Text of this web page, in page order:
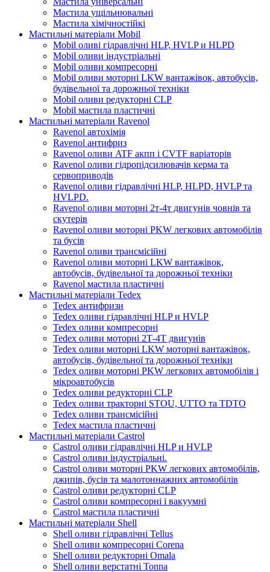
Мастила ущільнювальні
Мастила хімічностійкі
Мастильні матеріали Mobil
Mobil оливі гідравлічні HLP, HVLP и HLPD
Mobil оливи індустріальні
Mobil оливи компресорні
Mobil оливи моторні LKW вантажівок, автобусів,
будівельної та дорожньої техніки
Mobil оливи редукторні CLP
Mobil мастила пластичні
Мастильні матеріали Ravenol
Ravenol автохімія
Ravenol антифриз
Ravenol оливи ATF акпп і CVTF варіаторів
Ravenol оливи гідропідсилювачів керма та
сервоприводів
Ravenol оливи гідравлічні HLP, HLPD, HVLP та
HVLPD.
Ravenol оливи моторні 2т-4т двигунів човнів та
скутерів
Ravenol оливи моторні PKW легкових автомобілів
та бусів
Ravenol оливи трансмісійні
Ravenol оливи моторні LKW вантажівок,
автобусів, будівельної та дорожньої техніки
Ravenol мастила пластичні
Мастильні матеріали Tedex
Tedex антифризи
Tedex оливи гідравлічні HLP и HVLP
Tedex оливи компресорні
Tedex оливи моторні 2Т-4Т двигунів
Tedex оливи моторні LKW моторні вантажівок,
автобусів, будівельної та дорожньої техніки
Tedex оливи моторні PKW легкових автомобілів і
мікроавтобусів
Tedex оливи редукторні CLP
Tedex оливи тракторні STOU, UTTO та TDTO
Tedex оливи трансмісійні
Tedex мастила пластичні
Мастильні матеріали Castrol
Castrol оливи гідравлічні HLP и HVLP
Castrol оливи індустріальні.
Castrol оливи моторні PKW легкових автомобілів,
джипів, бусів та малотоннажних автомобілів
Castrol оливи редукторні CLP
Castrol оливи компресорні і вакуумні
Castrol мастила пластичні
Мастильні матеріали Shell
Shell оливи гідравлічні Tellus
Shell оливи компресорні Corena
Shell оливи редукторні Omala
Shell оливи верстатні Tonna